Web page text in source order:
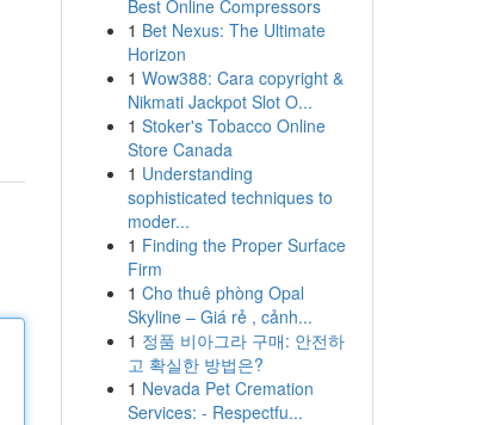
Best Online Compressors
1 Bet Nexus: The Ultimate
Horizon
1 Wow388: Cara copyright &
Nikmati Jackpot Slot O...
1 Stoker's Tobacco Online
Store Canada
1 Understanding
sophisticated techniques to
moder...
1 Finding the Proper Surface
Firm
1 Cho thuê phòng Opal
Skyline – Giá rẻ , cảnh...
1 정품 비아그라 구매: 안전하
고 확실한 방법은?
1 Nevada Pet Cremation
Services: - Respectfu...